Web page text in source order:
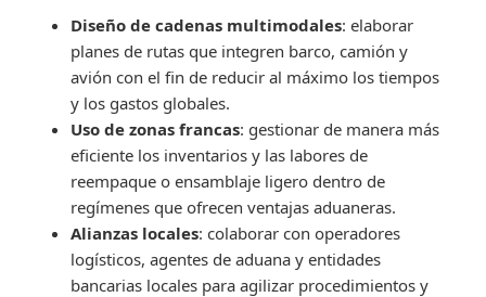
Diseño de cadenas multimodales: elaborar
planes de rutas que integren barco, camión y
avión con el fin de reducir al máximo los tiempos
y los gastos globales.
Uso de zonas francas: gestionar de manera más
eficiente los inventarios y las labores de
reempaque o ensamblaje ligero dentro de
regímenes que ofrecen ventajas aduaneras.
Alianzas locales: colaborar con operadores
logísticos, agentes de aduana y entidades
bancarias locales para agilizar procedimientos y